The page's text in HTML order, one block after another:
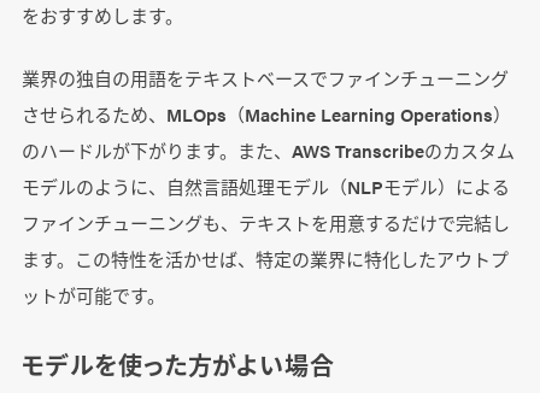
をおすすめします。
業界の独自の用語をテキストベースでファインチューニング
させられるため、MLOps（Machine Learning Operations）
のハードルが下がります。また、AWS Transcribeのカスタム
モデルのように、自然言語処理モデル（NLPモデル）による
ファインチューニングも、テキストを用意するだけで完結し
ます。この特性を活かせば、特定の業界に特化したアウトプ
ットが可能です。
モデルを使った方がよい場合